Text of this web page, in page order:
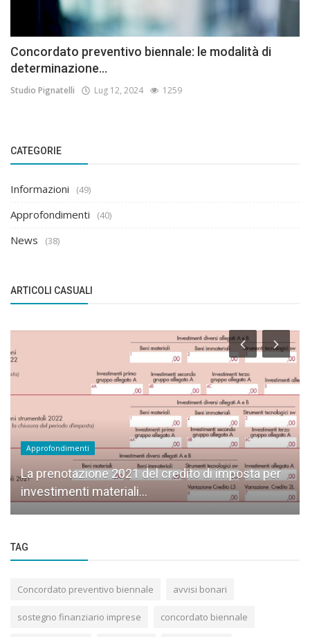
Concordato preventivo biennale: le modalità di
determinazione...
Studio Pignatelli Lug 12, 2024 1259
CATEGORIE
Informazioni (49)
Approfondimenti (40)
News (38)
ARTICOLI CASUALI
Approfondimenti
La prenotazione 2021 del credito di imposta per
investimenti materiali...
TAG
Concordato preventivo biennale avvisi bonari
sostegno finanziario imprese concordato biennale